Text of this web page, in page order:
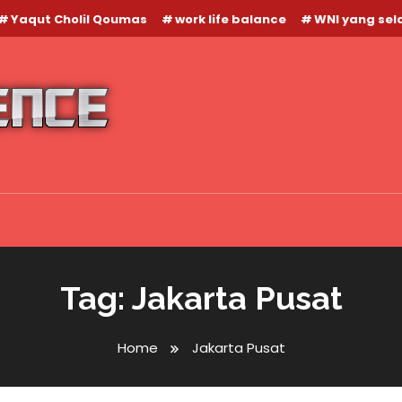
Yaqut Cholil Qoumas work life balance WNI yang
Tag: Jakarta Pusat
Home Jakarta Pusat